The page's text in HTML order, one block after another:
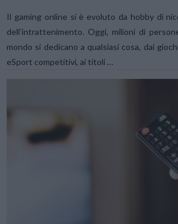
Il gaming online si è evoluto da hobby di
dell’intrattenimento. Oggi, milioni di
mondo si dedicano a qualsiasi cosa, dai
eSport competitivi, ai titoli …